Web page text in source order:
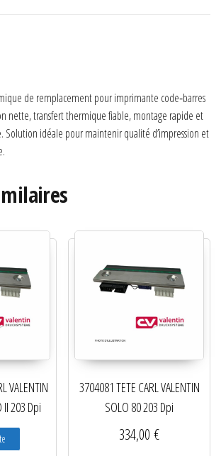
de remplacement pour imprimante code‑barres
nette, transfert thermique fiable, montage rapide et
Solution idéale pour maintenir qualité d’impression et
VALENTIN
II 203 Dpi
3704081 TETE CARL VALENTIN
SOLO 80 203 Dpi
334,00€